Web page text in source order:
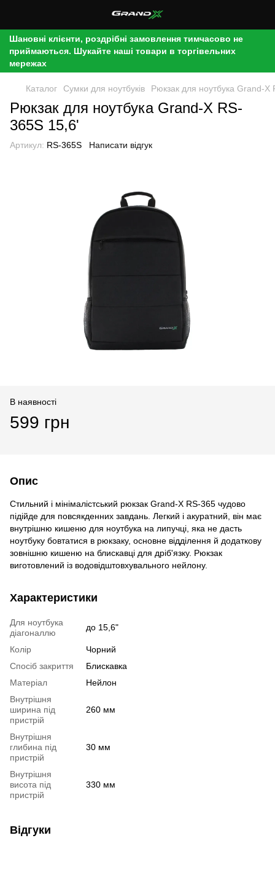
Шановні клієнти, роздрібні замовлення тимчасово не
приймаються. Шукайте наші товари в торгівельних
мережах
Каталог Сумки для ноутбуків Рюкзак для ноутбука Grand-X
Рюкзак для ноутбука Grand-X RS-
365S 15,6'
Артикул: RS-365S Написати відгук
В наявності
599 грн
Опис
Стильний і мінімалістський рюкзак Grand-X RS-365 чудово
підійде для повсякденних завдань. Легкий і акуратний, він має
внутрішню кишеню для ноутбука на липучці, яка не дасть
ноутбуку бовтатися в рюкзаку, основне відділення й додаткову
зовнішню кишеню на блискавці для дріб'язку. Рюкзак
виготовлений із водовідштовхувального нейлону.
Характеристики
Для ноутбука
діагоналлю
до 15,6"
Колір
Чорний
Спосіб закриття
Блискавка
Матеріал
Нейлон
Внутрішня
ширина під
пристрій
260 мм
Внутрішня
глибина під
пристрій
30 мм
Внутрішня
висота під
пристрій
330 мм
Відгуки